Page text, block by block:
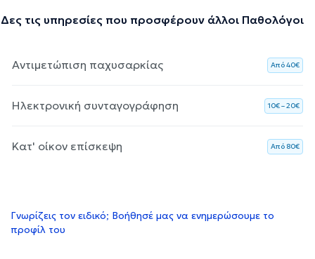
Δες τις υπηρεσίες που προσφέρουν άλλοι Παθολόγοι
Αντιμετώπιση παχυσαρκίας Aπό 40€
Ηλεκτρονική συνταγογράφηση 10€ – 20€
Κατ' οίκον επίσκεψη Aπό 80€
Γνωρίζεις τον ειδικό; Βοήθησέ μας να ενημερώσουμε το
προφίλ του